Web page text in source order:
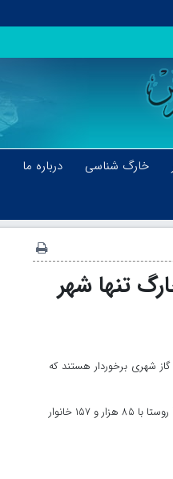
خارگ شناسی درباره ما
خارگ تنها شهر
از ۳۷ شهر استان بوشهر، ۳۶ شهر استان از نعمت گاز شهری برخوردار هستند که
وی افزود: ضریب نفوذ گاز طبیعی در سطح استان بوشهر ۹۸٫۷ دهم درصد است در حالی که از تعداد ۶۳۳ روستای استان ۳۵۸ روستا با ۸۵ هزار و ۱۵۷ خانوار